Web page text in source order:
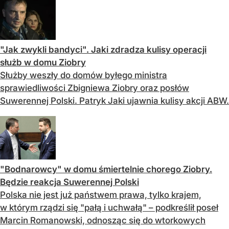
"Jak zwykli bandyci". Jaki zdradza kulisy operacji
służb w domu Ziobry
Służby weszły do domów byłego ministra
sprawiedliwości Zbigniewa Ziobry oraz posłów
Suwerennej Polski. Patryk Jaki ujawnia kulisy akcji ABW.
"Bodnarowcy" w domu śmiertelnie chorego Ziobry.
Będzie reakcja Suwerennej Polski
Polska nie jest już państwem prawa, tylko krajem,
w którym rządzi się "pałą i uchwałą" – podkreślił poseł
Marcin Romanowski, odnosząc się do wtorkowych